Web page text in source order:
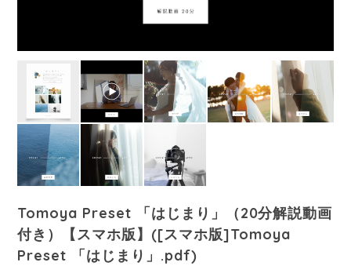
Tomoya Preset 「はじまり」（20分解説動画
付き）【スマホ版】([スマホ版]Tomoya
Preset 「はじまり」.pdf)